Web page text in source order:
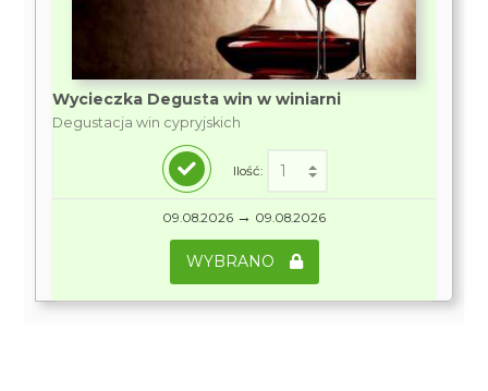
Wycieczka Degusta win w winiarni
Degustacja win cypryjskich
Ilość:
09.08.2026 → 09.08.2026
WYBRANO